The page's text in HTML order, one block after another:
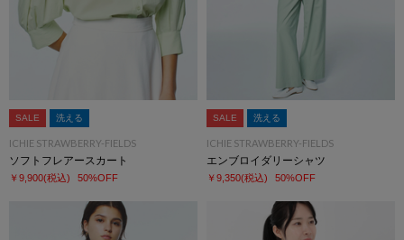
SALE 洗える
ICHIE STRAWBERRY-FIELDS
ソフトフレアースカート
￥9,900(税込) 50%OFF
SALE 洗える
ICHIE STRAWBERRY-FIELDS
エンブロイダリーシャツ
￥9,350(税込) 50%OFF